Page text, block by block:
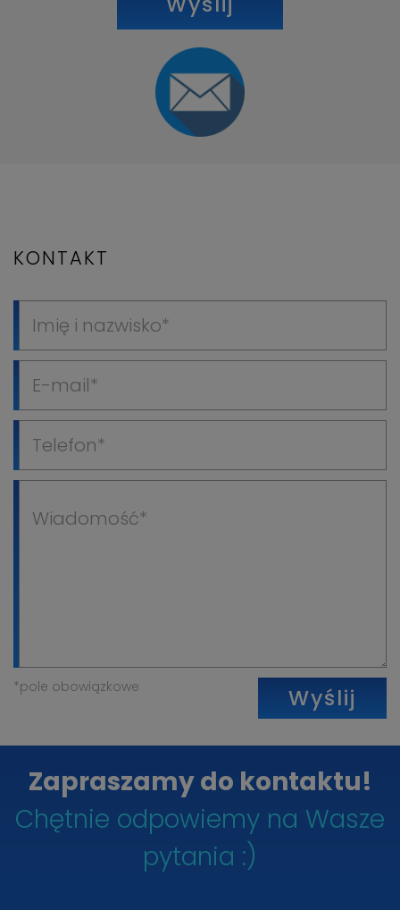
KONTAKT
*pole obowiązkowe Wyślij
Zapraszamy do kontaktu!
Chętnie odpowiemy na Wasze
pytania :)